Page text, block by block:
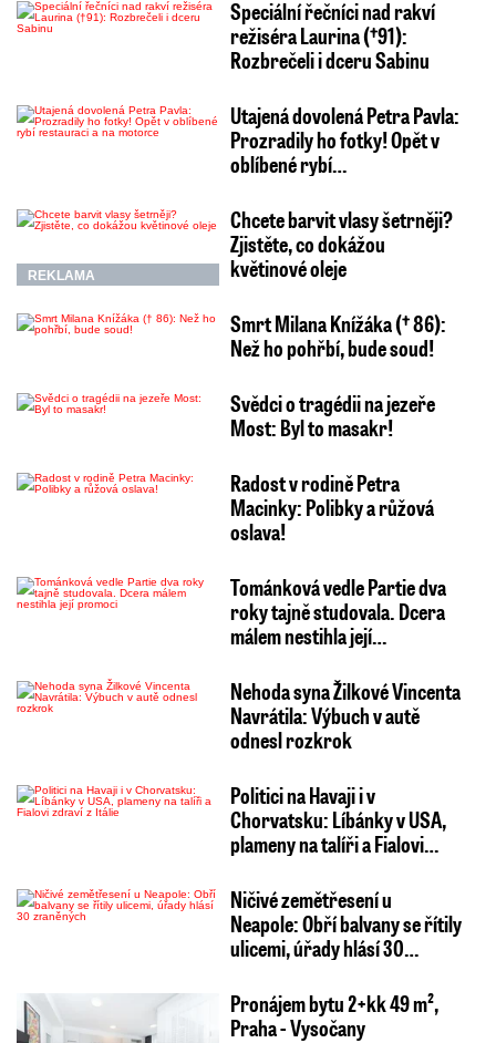
Speciální řečníci nad rakví
režiséra Laurina (†91):
Rozbrečeli i dceru Sabinu
Utajená dovolená Petra Pavla:
Prozradily ho fotky! Opět v
oblíbené rybí…
REKLAMA
Chcete barvit vlasy šetrněji?
Zjistěte, co dokážou
květinové oleje
Smrt Milana Knížáka († 86):
Než ho pohřbí, bude soud!
Svědci o tragédii na jezeře
Most: Byl to masakr!
Radost v rodině Petra
Macinky: Polibky a růžová
oslava!
Tománková vedle Partie dva
roky tajně studovala. Dcera
málem nestihla její…
Nehoda syna Žilkové Vincenta
Navrátila: Výbuch v autě
odnesl rozkrok
Politici na Havaji i v
Chorvatsku: Líbánky v USA,
plameny na talíři a Fialovi…
Ničivé zemětřesení u
Neapole: Obří balvany se řítily
ulicemi, úřady hlásí 30…
Pronájem bytu 2+kk 49 m²,
Praha - Vysočany